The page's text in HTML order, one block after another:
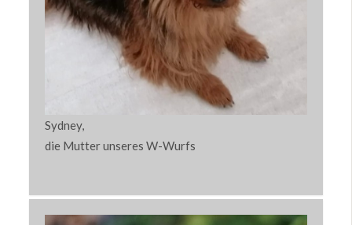
Sydney,
die Mutter unseres W-Wurfs